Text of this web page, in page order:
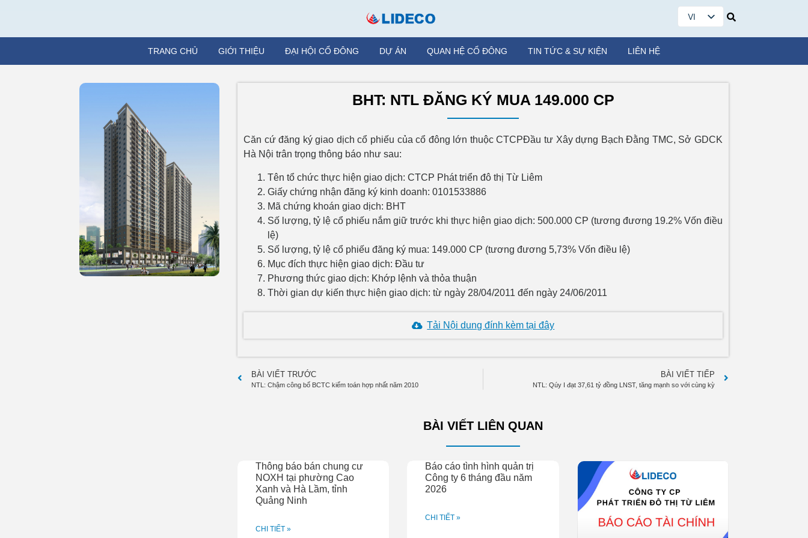
VI
EN
TRANG CHỦ GIỚI THIỆU ĐẠI HỘI CỔ ĐÔNG DỰ ÁN QUAN HỆ CỔ ĐÔNG TIN TỨC & SỰ KIỆN LIÊN HỆ
BHT: NTL ĐĂNG KÝ MUA 149.000 CP
Căn cứ đăng ký giao dịch cổ phiếu của cổ đông lớn thuộc CTCPĐầu tư Xây dựng Bạch Đằng TMC, Sở GDCK
Hà Nội trân trọng thông báo như sau:
Tên tổ chức thực hiện giao dịch: CTCP Phát triển đô thị Từ Liêm
Giấy chứng nhận đăng ký kinh doanh: 0101533886
Mã chứng khoán giao dịch: BHT
Số lượng, tỷ lệ cổ phiếu nắm giữ trước khi thực hiện giao dịch: 500.000 CP (tương đương 19.2% Vốn điều
lệ)
Số lượng, tỷ lệ cổ phiếu đăng ký mua: 149.000 CP (tương đương 5,73% Vốn điều lệ)
Mục đích thực hiện giao dịch: Đầu tư
Phương thức giao dịch: Khớp lệnh và thỏa thuận
Thời gian dự kiến thực hiện giao dịch: từ ngày 28/04/2011 đến ngày 24/06/2011
Tải Nội dung đính kèm tại đây
BÀI VIẾT TRƯỚC
NTL: Chậm công bố BCTC kiểm toán hợp nhất năm 2010
BÀI VIẾT TIẾP
NTL: Qúy I đạt 37,61 tỷ đồng LNST, tăng mạnh so với cùng kỳ
BÀI VIẾT LIÊN QUAN
Thông báo bán chung cư
NOXH tại phường Cao
Xanh và Hà Lầm, tỉnh
Quảng Ninh
CHI TIẾT »
Báo cáo tình hình quản trị
Công ty 6 tháng đầu năm
2026
CHI TIẾT »